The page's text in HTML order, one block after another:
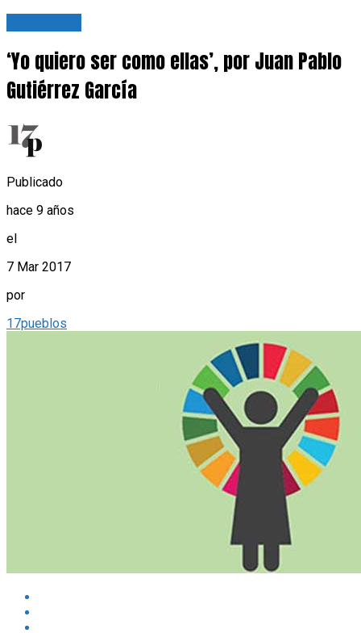
‘Yo quiero ser como ellas’, por Juan Pablo
Gutiérrez García
Publicado
hace 9 años
el
7 Mar 2017
por
17pueblos